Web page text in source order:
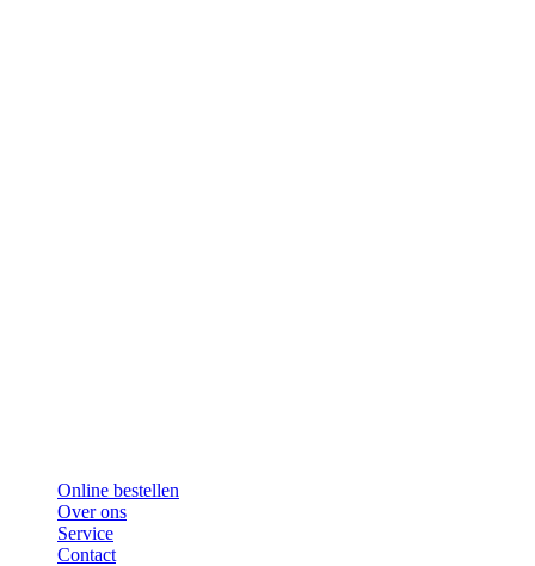
Online bestellen
Over ons
Service
Contact